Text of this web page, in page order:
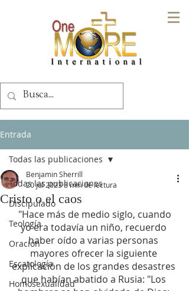
Entrada
Todas las publicaciones
Discipulado
Teología
Oración
Escatología
Homosexualidad
Todas las publicaciones
Cristo o el caos
Benjamin Sherrill
20 jul 20238 min de lectura
yo era todavía un niño, recuerdo
haber oído a varias personas
mayores ofrecer la siguiente
explicación de los grandes desastres
que habían abatido a Rusia: "Los